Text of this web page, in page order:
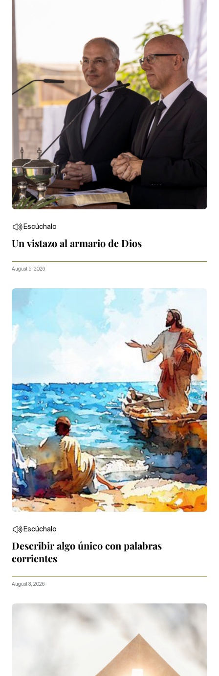
Escúchalo
Un vistazo al armario de Dios
August 5, 2026
Escúchalo
Describir algo único con palabras
corrientes
August 3, 2026